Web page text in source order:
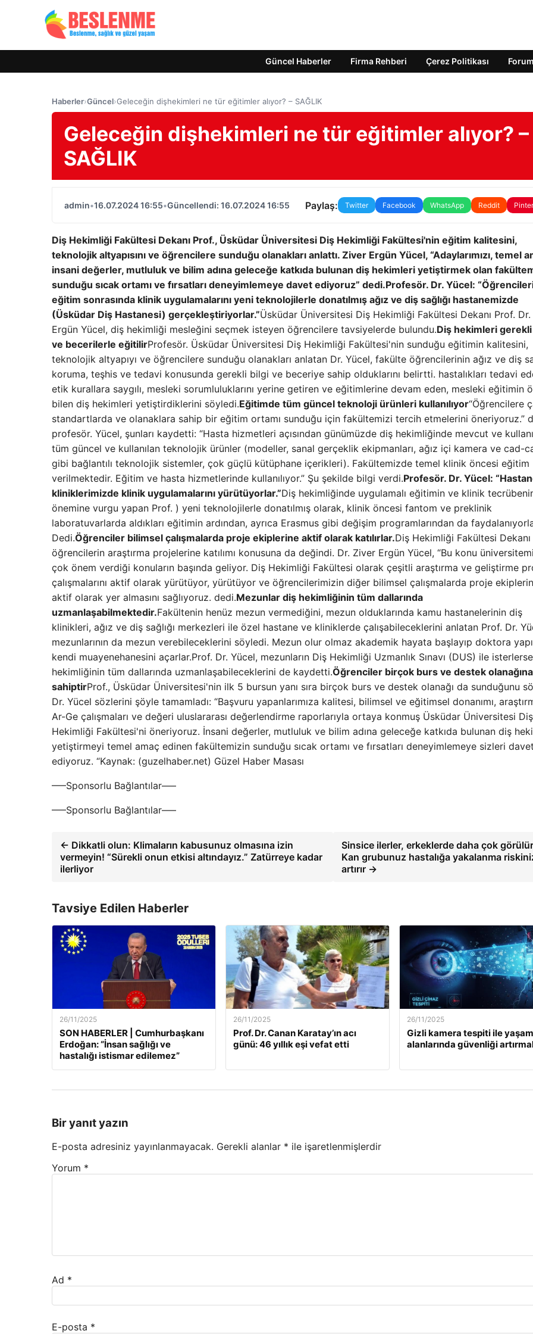
Güncel Haberler Firma Rehberi Çerez Politikası Forum
Haberler›Güncel›Geleceğin dişhekimleri ne tür eğitimler alıyor? – SAĞLIK
Geleceğin dişhekimleri ne tür eğitimler alıyor? –
SAĞLIK
admin•16.07.2024 16:55•Güncellendi: 16.07.2024 16:55 Paylaş: Twitter Facebook WhatsApp Reddit
Diş Hekimliği Fakültesi Dekanı Prof., Üsküdar Üniversitesi Diş Hekimliği Fakültesi'nin eğitim kalitesini,
teknolojik altyapısını ve öğrencilere sunduğu olanakları anlattı. Ziver Ergün Yücel, “Adaylarımızı, temel
insani değerler, mutluluk ve bilim adına geleceğe katkıda bulunan diş hekimleri yetiştirmek olan
sunduğu sıcak ortamı ve fırsatları deneyimlemeye davet ediyoruz” dedi.Profesör. Dr. Yücel:
eğitim sonrasında klinik uygulamalarını yeni teknolojilerle donatılmış ağız ve diş sağlığı hastanemizde
(Üsküdar Diş Hastanesi) gerçekleştiriyorlar.”Üsküdar Üniversitesi Diş Hekimliği Fakültesi Dekanı Prof.
Ergün Yücel, diş hekimliği mesleğini seçmek isteyen öğrencilere tavsiyelerde bulundu.Diş hekimleri
ve becerilerle eğitilirProfesör. Üsküdar Üniversitesi Diş Hekimliği Fakültesi'nin sunduğu eğitimin kalitesini,
teknolojik altyapıyı ve öğrencilere sunduğu olanakları anlatan Dr. Yücel, fakülte öğrencilerinin ağız ve diş
koruma, teşhis ve tedavi konusunda gerekli bilgi ve beceriye sahip olduklarını belirtti. hastalıkları tedavi
etik kurallara saygılı, mesleki sorumluluklarını yerine getiren ve eğitimlerine devam eden, mesleki eğitimin
bilen diş hekimleri yetiştirdiklerini söyledi.Eğitimde tüm güncel teknoloji ürünleri kullanılıyor“Öğrencilere
standartlarda ve olanaklara sahip bir eğitim ortamı sunduğu için fakültemizi tercih etmelerini öneriyoruz.”
profesör. Yücel, şunları kaydetti: “Hasta hizmetleri açısından günümüzde diş hekimliğinde mevcut ve
tüm güncel ve kullanılan teknolojik ürünler (modeller, sanal gerçeklik ekipmanları, ağız içi kamera ve cad-
gibi bağlantılı teknolojik sistemler, çok güçlü kütüphane içerikleri). Fakültemizde temel klinik öncesi eğitim
verilmektedir. Eğitim ve hasta hizmetlerinde kullanılıyor.” Şu şekilde bilgi verdi.Profesör. Dr. Yücel:
kliniklerimizde klinik uygulamalarını yürütüyorlar.”Diş hekimliğinde uygulamalı eğitimin ve klinik
önemine vurgu yapan Prof. ) yeni teknolojilerle donatılmış olarak, klinik öncesi fantom ve preklinik
laboratuvarlarda aldıkları eğitimin ardından, ayrıca Erasmus gibi değişim programlarından da
Dedi.Öğrenciler bilimsel çalışmalarda proje ekiplerine aktif olarak katılırlar.Diş Hekimliği Fakültesi Dekanı
öğrencilerin araştırma projelerine katılımı konusuna da değindi. Dr. Ziver Ergün Yücel, “Bu konu
çok önem verdiği konuların başında geliyor. Diş Hekimliği Fakültesi olarak çeşitli araştırma ve geliştirme
çalışmalarını aktif olarak yürütüyor, yürütüyor ve öğrencilerimizin diğer bilimsel çalışmalarda proje
aktif olarak yer almasını sağlıyoruz. dedi.Mezunlar diş hekimliğinin tüm dallarında
uzmanlaşabilmektedir.Fakültenin henüz mezun vermediğini, mezun olduklarında kamu hastanelerinin diş
klinikleri, ağız ve diş sağlığı merkezleri ile özel hastane ve kliniklerde çalışabileceklerini anlatan Prof. Dr.
mezunlarının da mezun verebileceklerini söyledi. Mezun olur olmaz akademik hayata başlayıp doktora
kendi muayenehanesini açarlar.Prof. Dr. Yücel, mezunların Diş Hekimliği Uzmanlık Sınavı (DUS) ile
hekimliğinin tüm dallarında uzmanlaşabileceklerini de kaydetti.Öğrenciler birçok burs ve destek olanağına
sahiptirProf., Üsküdar Üniversitesi'nin ilk 5 bursun yanı sıra birçok burs ve destek olanağı da sunduğunu
Dr. Yücel sözlerini şöyle tamamladı: “Başvuru yapanlarımıza kalitesi, bilimsel ve eğitimsel donanımı,
Ar-Ge çalışmaları ve değeri uluslararası değerlendirme raporlarıyla ortaya konmuş Üsküdar Üniversitesi Diş
Hekimliği Fakültesi'ni öneriyoruz. İnsani değerler, mutluluk ve bilim adına geleceğe katkıda bulunan diş
yetiştirmeyi temel amaç edinen fakültemizin sunduğu sıcak ortamı ve fırsatları deneyimlemeye sizleri davet
ediyoruz. “Kaynak: (guzelhaber.net) Güzel Haber Masası
—–Sponsorlu Bağlantılar—–
—–Sponsorlu Bağlantılar—–
← Dikkatli olun: Klimaların kabusunuz olmasına izin
vermeyin! “Sürekli onun etkisi altındayız.” Zatürreye kadar
ilerliyor
Sinsice ilerler, erkeklerde daha çok
Kan grubunuz hastalığa yakalanma
artırır →
Tavsiye Edilen Haberler
26/11/2025
SON HABERLER | Cumhurbaşkanı
Erdoğan: “İnsan sağlığı ve
hastalığı istismar edilemez”
26/11/2025
Prof. Dr. Canan Karatay’ın acı
günü: 46 yıllık eşi vefat etti
26/11/2025
Gizli kamera tespiti ile yaşam
alanlarında güvenliği
Bir yanıt yazın
E-posta adresiniz yayınlanmayacak. Gerekli alanlar * ile işaretlenmişlerdir
Yorum *
Ad *
E-posta *